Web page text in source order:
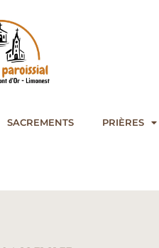
SACREMENTS PRIÈRES